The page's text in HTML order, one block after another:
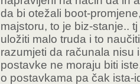
da bi otežali boot-
majstoru, to je biz-stanje..
uložiti malo truda i to
razumjeti da računala nisu
postavke ne moraju biti
o postavkama pa čak ista-